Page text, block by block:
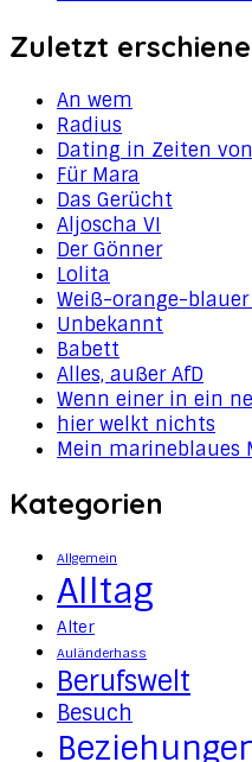
Zuletzt
An wem
Radius
Dating in Zeiten
Für Mara
Das Gerücht
Aljoscha VI
Der Gönner
Lolita
Weiß-orange-
Unbekannt
Babett
Alles, außer AfD
Wenn einer in ein
hier welkt nichts
Mein marineblaues
Kategorien
Allgemein
Alltag
Alter
Auländerhass
Berufswelt
Besuch